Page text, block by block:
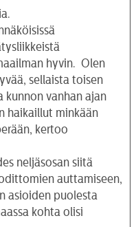
hyvin. Olen
sellaista toisen
kunnon vanhan ajan
haikaillut minkään
kertoo
neljäsosan siitä
auttamiseen,
asioiden puolesta
kohta olisi